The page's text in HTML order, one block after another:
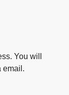
You will
email.